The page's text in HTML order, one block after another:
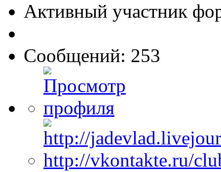
Активный участник
Сообщений: 253